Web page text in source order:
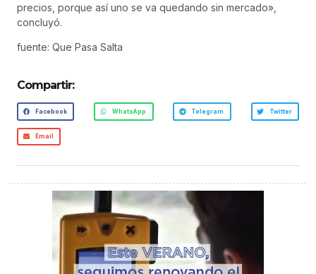
precios, porque así uno se va quedando sin mercado»,
concluyó.
fuente: Que Pasa Salta
Compartir:
Facebook WhatsApp Telegram Twitter
Email